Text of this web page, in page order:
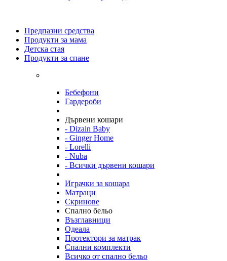
Предпазни средства
Продукти за мама
Детска стая
Продукти за спане
Бебефони
Гардероби
Дървени кошари
- Dizain Baby
- Ginger Home
- Lorelli
- Nuba
- Всички дървени кошари
Играчки за кошара
Матраци
Скринове
Спално бельо
Възглавници
Одеала
Протектори за матрак
Спални комплекти
Всичко от спално бельо